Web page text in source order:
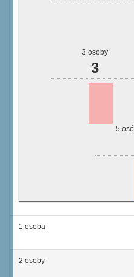
3 osoby
3
5
1 osoba
2 osoby